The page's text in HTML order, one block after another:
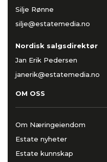
Silje Rønne
silje@estatemedia.no
Nordisk salgsdirektør
Jan Erik Pedersen
janerik@estatemedia.no
OM OSS
Om Næringeiendom
Estate nyheter
Estate kunnskap